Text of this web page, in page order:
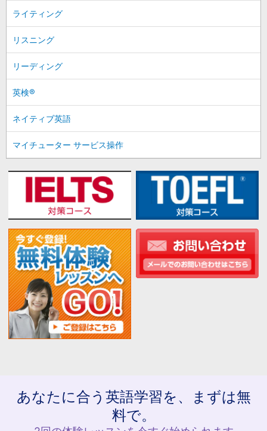
ライティング
リスニング
リーディング
英検®
ネイティブ英語
マイチューター サービス操作
あなたに合う英語学習を、まずは無
料で。